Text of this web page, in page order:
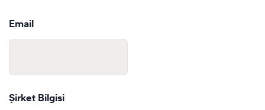
Email
Şirket Bilgisi